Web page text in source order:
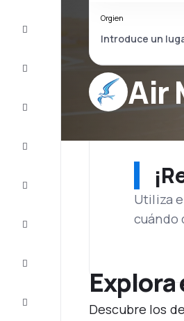
Air
Orgien
Utiliza
cuándo
Descubre los